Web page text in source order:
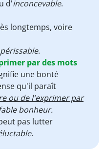
d'inconcevable.
longtemps, voire
.
par des mots
une bonté
qu'il paraît
ou de l'exprimer par
bonheur.
pas lutter
.